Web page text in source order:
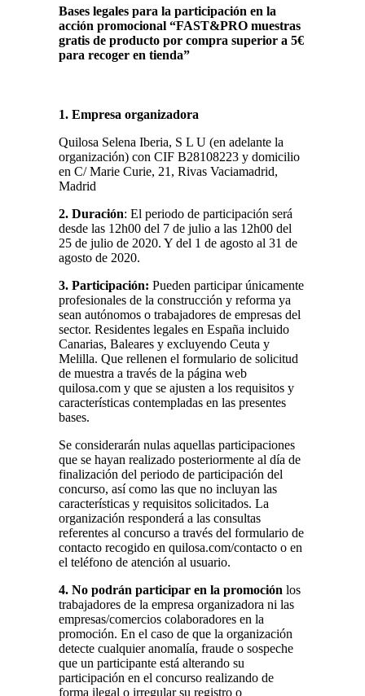
Bases legales para la participación en la
acción promocional “FAST&PRO muestras
gratis de producto por compra superior a 5€
para recoger en tienda”
1. Empresa organizadora
Quilosa Selena Iberia, S L U (en adelante la
organización) con CIF B28108223 y domicilio
en C/ Marie Curie, 21, Rivas Vaciamadrid,
Madrid
2. Duración: El periodo de participación será
desde las 12h00 del 7 de julio a las 12h00 del
25 de julio de 2020. Y del 1 de agosto al 31 de
agosto de 2020.
3. Participación: Pueden participar únicamente
profesionales de la construcción y reforma ya
sean autónomos o trabajadores de empresas del
sector. Residentes legales en España incluido
Canarias, Baleares y excluyendo Ceuta y
Melilla. Que rellenen el formulario de solicitud
de muestra a través de la página web
quilosa.com y que se ajusten a los requisitos y
características contempladas en las presentes
bases.
Se considerarán nulas aquellas participaciones
que se hayan realizado posteriormente al día de
finalización del periodo de participación del
concurso, así como las que no incluyan las
características y requisitos solicitados. La
organización responderá a las consultas
referentes al concurso a través del formulario de
contacto recogido en quilosa.com/contacto o en
el teléfono de atención al usuario.
4. No podrán participar en la promoción los
trabajadores de la empresa organizadora ni las
empresas/comercios colaboradores en la
promoción. En el caso de que la organización
detecte cualquier anomalía, fraude o sospeche
que un participante está alterando su
participación en el concurso realizando de
forma ilegal o irregular su registro o